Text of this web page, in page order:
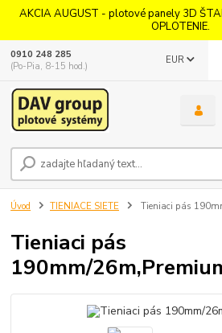
AKCIA AUGUST - plotové panely 3D
OPLOTENIE.
EUR
0910 248 285
(Po-Pia, 8-15 hod.)
Úvod TIENIACE SIETE Tieniaci pás
Tieniaci pás
190mm/